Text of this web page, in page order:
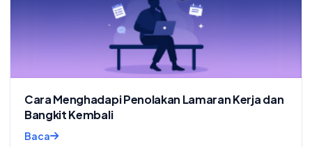
Cara Menghadapi Penolakan Lamaran Kerja dan
Bangkit Kembali
Baca